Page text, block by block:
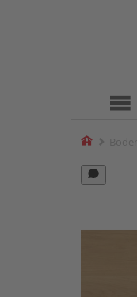
Home